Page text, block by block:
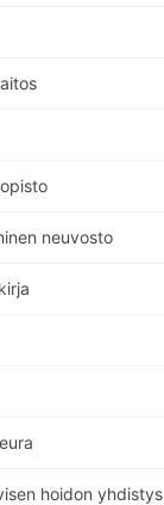
neuvosto
hoidon yhdistys